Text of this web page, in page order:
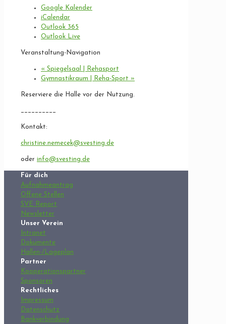
Google Kalender
iCalendar
Outlook 365
Outlook Live
Veranstaltung-Navigation
« Spiegelsaal | Rehasport
Gymnastikraum | Reha-Sport »
Reserviere die Halle vor der Nutzung.
__________
Kontakt:
christine.nemecek@svesting.de
oder info@svesting.de
Für dich
Aufnahmeantrag
Offene Stellen
SVE Report
Newsletter
Unser Verein
Intranet
Dokumente
Hallen-/Lageplan
Partner
Kooperationspartner
Sponsoren
Rechtliches
Impressum
Datenschutz
Bankverbindung